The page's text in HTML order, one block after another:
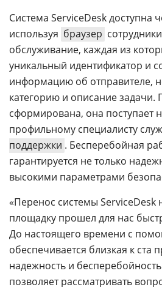
Система ServiceDesk доступна
используя браузер
обслуживание, каждая из
уникальный идентификатор и
информацию об отправителе,
категорию и описание задачи.
сформирована, она поступает
профильному специалисту
поддержки . Бесперебойная
гарантируется не только
высокими параметрами
«Перенос системы ServiceDesk
площадку прошел для нас
До настоящего времени с
обеспечивается близкая к ста
надежность и
позволяет рассматривать